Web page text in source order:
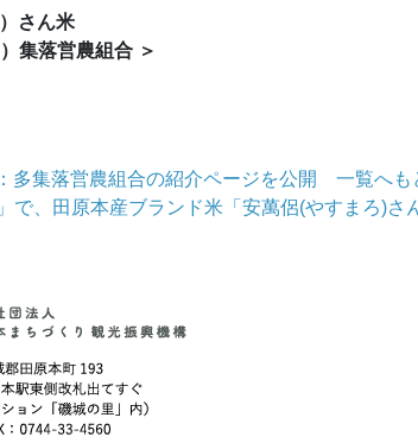
さん米
集落営農組合 ＞
多集落営農組合の紹介ページを公開
一覧へも
で、田原本産ブランド米「安萬侶(やすまろ)さ